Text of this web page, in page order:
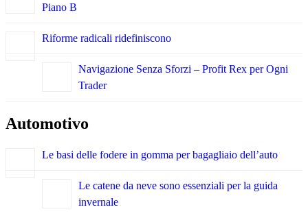
Piano B
Riforme radicali ridefiniscono
Navigazione Senza Sforzi – Profit Rex per Ogni
Trader
Automotivo
Le basi delle fodere in gomma per bagagliaio dell’auto
Le catene da neve sono essenziali per la guida
invernale